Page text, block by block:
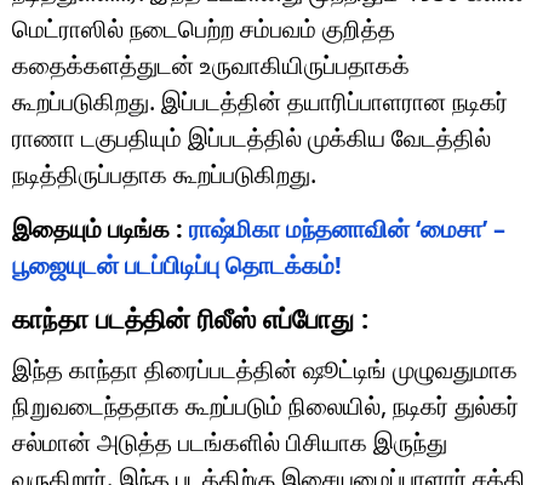
மெட்ராஸில் நடைபெற்ற சம்பவம் குறித்த
கதைக்களத்துடன் உருவாகியிருப்பதாகக்
கூறப்படுகிறது. இப்படத்தின் தயாரிப்பாளரான நடிகர்
ராணா டகுபதியும் இப்படத்தில் முக்கிய வேடத்தில்
நடித்திருப்பதாக கூறப்படுகிறது.
இதையும் படிங்க : ராஷ்மிகா மந்தனாவின் ‘மைசா’ –
பூஜையுடன் படப்பிடிப்பு தொடக்கம்!
காந்தா படத்தின் ரிலீஸ் எப்போது :
இந்த காந்தா திரைப்படத்தின் ஷூட்டிங் முழுவதுமாக
நிறுவடைந்ததாக கூறப்படும் நிலையில், நடிகர் துல்கர்
சல்மான் அடுத்த படங்களில் பிசியாக இருந்து
வருகிறார். இந்த படத்திற்கு இசையமைப்பாளார் சக்தி